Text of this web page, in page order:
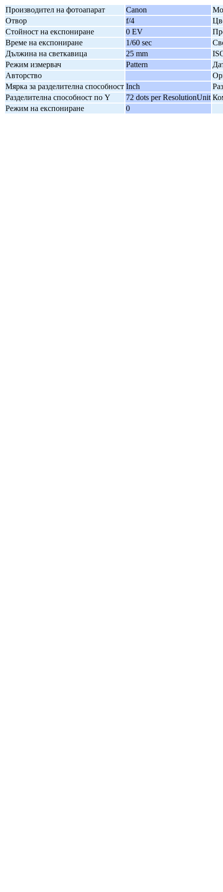
Производител на фотоапарат Canon
Отвор
f/4
Стойност на експониране
0 EV
Време на експониране
1/60 sec
Дължина на светкавица
25 mm
Режим измервач
Pattern
Авторство
Мярка за разделителна способност Inch
Разделителна способност по Y
72 dots per ResolutionUnit
Режим на експониране
0